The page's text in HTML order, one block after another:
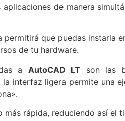
de manera
permitirá que puedas instarla
de tu hardware.
a AutoCAD LT son las
interfaz ligera permite una
más rápida, reduciendo así el